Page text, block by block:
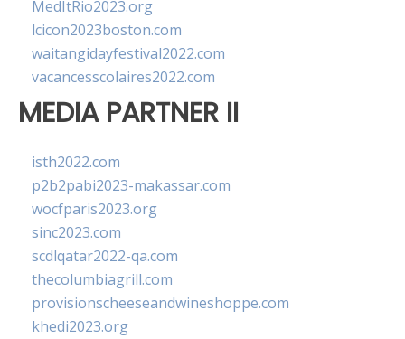
MedItRio2023.org
lcicon2023boston.com
waitangidayfestival2022.com
vacancesscolaires2022.com
MEDIA PARTNER II
isth2022.com
p2b2pabi2023-makassar.com
wocfparis2023.org
sinc2023.com
scdlqatar2022-qa.com
thecolumbiagrill.com
provisionscheeseandwineshoppe.com
khedi2023.org